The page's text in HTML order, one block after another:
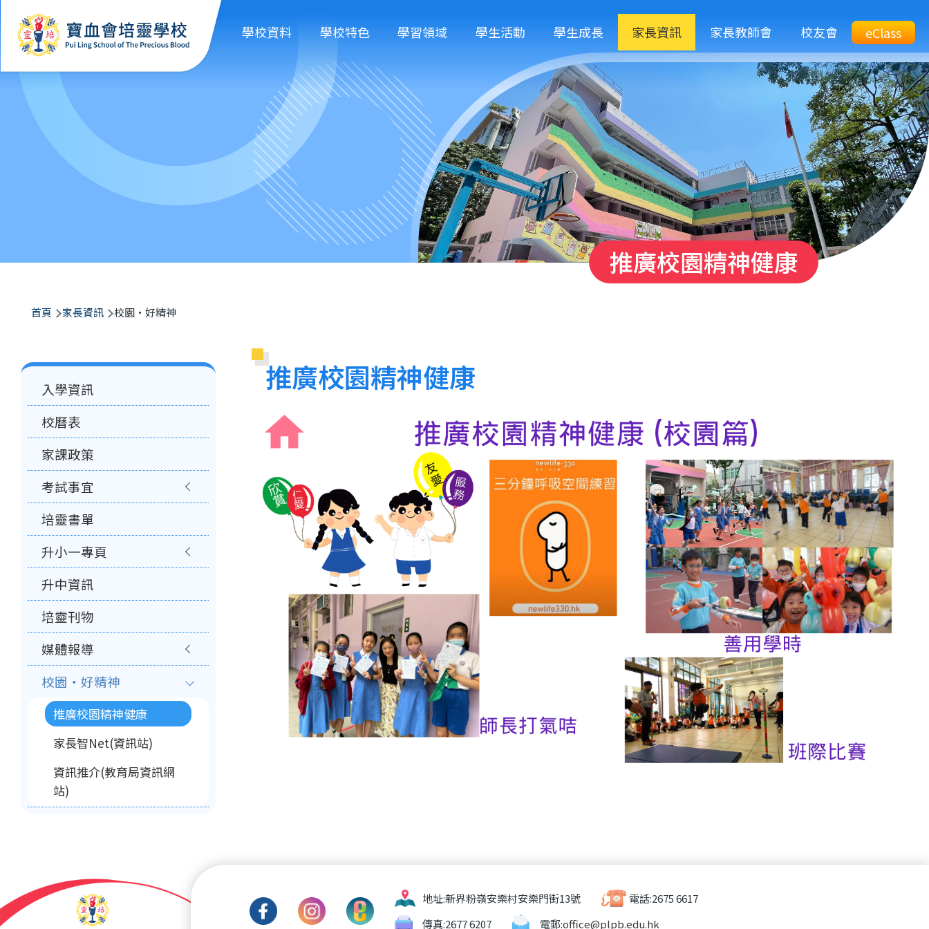
移至主內容
學校資料 學校特色 學習領域 學生活動 學生成長 家長資訊 家長教師會 校友會
Top
eClass
Btn
eClass
推廣校園精神健康
航
結
首頁 家長資訊 校園‧好精神
推廣校園精神健康
Main
navigation
入學資訊
校曆表
家課政策
考試事宜
培靈書單
升小一專頁
升中資訊
培靈刊物
媒體報導
校園‧好精神
推廣校園精神健康
家長智Net(資訊站)
資訊推介(教育局資訊網
站)
地址:新界粉嶺安樂村安樂門街13號 電話:2675 6617
傳真:2677 6207 電郵:office@plpb.edu.hk